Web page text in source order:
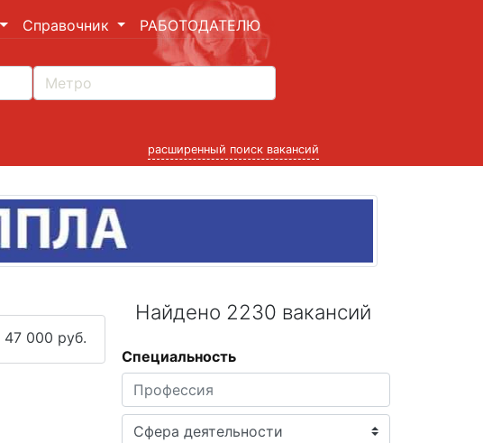
Справочник РАБОТОДАТЕЛЮ
расширенный поиск вакансий
47 000 руб.
Найдено 2230 вакансий
Специальность